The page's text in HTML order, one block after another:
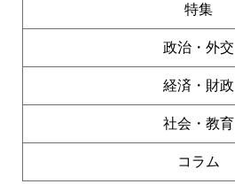
特集
政治・外交
経済・財政
社会・教育
コラム